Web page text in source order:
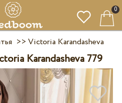
0
>> Victoria Karandasheva
Karandasheva 779